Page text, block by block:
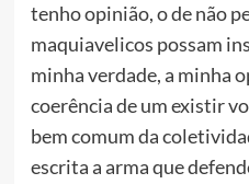
tenho opinião, o de não
maquiavelicos possam
minha verdade, a minha
coerência de um existir
bem comum da
escrita a arma que